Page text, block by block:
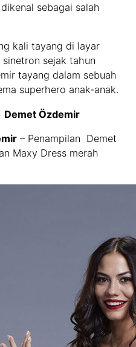
sebagai salah
kali tayang di layar
sejak tahun
tayang dalam sebuah
superhero anak-anak.
Demet Özdemir
– Penampilan Demet
Maxy Dress merah